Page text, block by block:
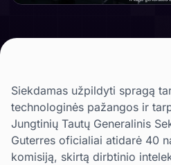
Siekdamas užpildyti spragą
technologinės pažangos ir
Jungtinių Tautų Generalinis
Guterres oficialiai atidarė 40
komisiją, skirtą dirbtinio